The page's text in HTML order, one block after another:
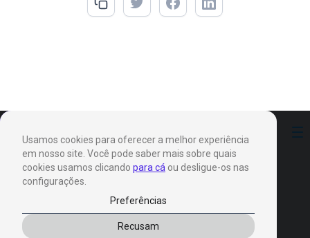
Usamos cookies para oferecer a melhor experiência
em nosso site. Você pode saber mais sobre quais
cookies usamos clicando para cá ou desligue-os nas
configurações.
Preferências
Recusam